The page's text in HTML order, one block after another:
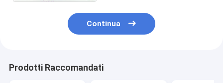
Continua
Prodotti Raccomandati